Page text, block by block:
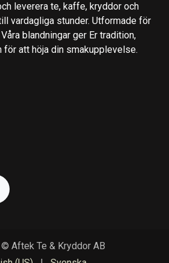
leverera te, kaffe, kryddor och
vardagliga stunder. Utformade för
blandningar ger Er tradition,
för att höja din smakupplevelse.
Aftek Te & Kryddor AB